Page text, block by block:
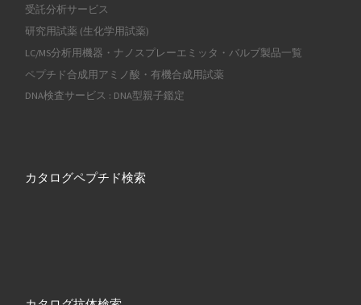
受託分析サービス
研究用試薬 (生化学用試薬)
LC/MS分析用機器・ナノスプレーエミッタ・バルブ製品一覧
ペプチド合成用アミノ酸・有機合成用試薬
DNA検査サービス : DNA型親子鑑定
カタログペプチド検索